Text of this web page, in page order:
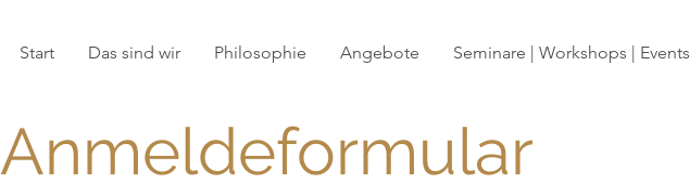
Start Das sind wir Philosophie Angebote Seminare | Workshops | Events
Anmeldeformular